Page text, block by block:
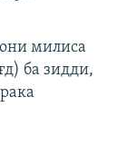
милиса
ба зидди,